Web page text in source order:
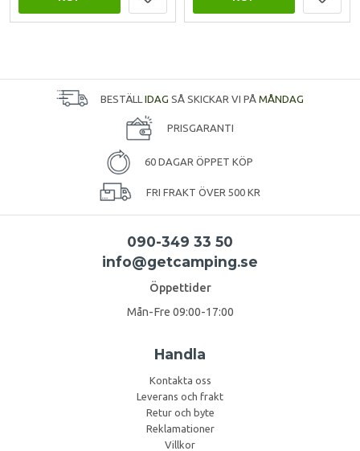
BESTÄLL IDAG SÅ SKICKAR VI PÅ MÅNDAG
PRISGARANTI
60 DAGAR ÖPPET KÖP
FRI FRAKT ÖVER 500 KR
090-349 33 50
info@getcamping.se
Öppettider
Mån-Fre 09:00-17:00
Handla
Kontakta oss
Leverans och frakt
Retur och byte
Reklamationer
Villkor